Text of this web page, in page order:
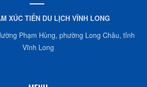
XÚC TIẾN DU LỊCH VĨNH LONG
Phạm Hùng, phường Long Châu, tỉnh
Vĩnh Long